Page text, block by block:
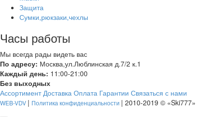
Защита
Сумки,рюкзаки,чехлы
Часы работы
Мы всегда рады видеть вас
По адресу: Москва,ул.Люблинская д.7/2 к.1
Каждый день: 11:00-21:00
Без выходных
Ассортимент Доставка Оплата Гарантии Связаться с нами
WEB-VDV | Политика конфиденциальности | 2010-2019 © «Ski777»